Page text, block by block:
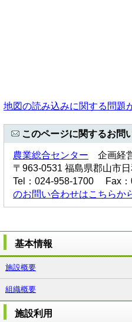
地図の読み込みに関する問題
このページに関するお問
農業総合センター 企画経
〒963-0531 福島県郡山市
Tel：024-958-1700 Fax
のお問い合わせはこちらか
基本情報
施設概要
組織概要
施設利用